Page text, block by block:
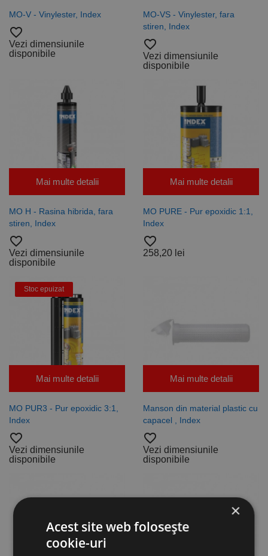
MO-V - Vinylester, Index
favorite_border
Vezi dimensiunile
disponibile
MO-VS - Vinylester, fara
stiren, Index
favorite_border
Vezi dimensiunile
disponibile
Mai multe detalii
MO H - Rasina hibrida, fara
stiren, Index
favorite_border
Vezi dimensiunile
disponibile
Mai multe detalii
MO PURE - Pur epoxidic 1:1,
Index
favorite_border
258,20 lei
Stoc epuizat
Mai multe detalii
MO PUR3 - Pur epoxidic 3:1,
Index
favorite_border
Vezi dimensiunile
disponibile
Mai multe detalii
Manson din material plastic cu
capacel , Index
favorite_border
Vezi dimensiunile
disponibile
×
Acest site web folosește
cookie-uri